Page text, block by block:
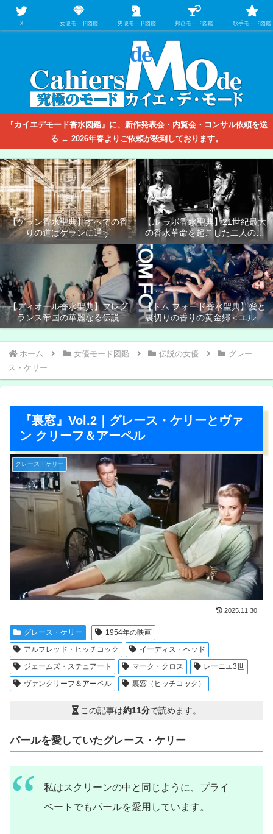
【映画/音楽の中のファッション＆香水】を徹底的に分析するファッション＆ア
パレル業界人のための学習サイト
『カイエデモード香水図鑑』に、新作発表会・内覧会・コンサル依頼を送
る ← 2026年春よりご依頼が殺到しております。
【ゲラン香水聖典】すべての香
りの道はゲランに通ず
【ル ラボ香水聖典】21世紀最大
の香水革命を起こした二人の男
たち
【ディオール香水聖典】フレグ
ランス帝国の華麗なる伝説
【トム フォード香水聖典】愛と
裏切りの香りの黄金郷＜エルド
ラド＞
ホーム 女優モード図鑑 伝説の女優
グレー
ス・ケリー
『裏窓』Vol.2｜グレース・ケリーとヴァ
ン クリーフ＆アーペル
グレース・ケリー
2025.11.30
グレース・ケリー
1954年の映画
アルフレッド・ヒッチコック
イーディス・ヘッド
ジェームズ・ステュアート
マーク・クロス
レーニエ3世
ヴァンクリーフ＆アーペル
裏窓（ヒッチコック）
この記事は約11分で読めます。
パールを愛していたグレース・ケリー
私はスクリーンの中と同じように、プライ
ベートでもパールを愛用しています。
Ｘ 女優モード図鑑 男優モード図鑑 邦画モード図鑑 歌手モード図鑑